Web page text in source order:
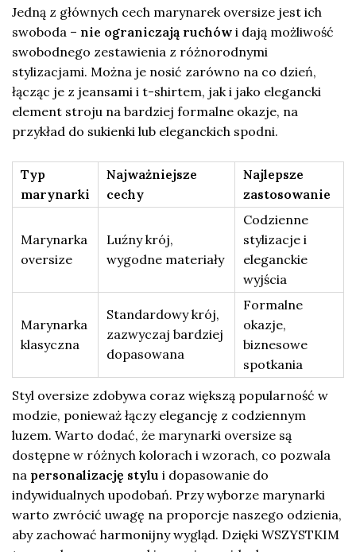
Jedną z głównych cech marynarek oversize jest ich
swoboda – nie ograniczają ruchów i dają możliwość
swobodnego zestawienia z różnorodnymi
stylizacjami. Można je nosić zarówno na co dzień,
łącząc je z jeansami i t-shirtem, jak i jako elegancki
element stroju na bardziej formalne okazje, na
przykład do sukienki lub eleganckich spodni.
Typ
marynarki
Najważniejsze
cechy
Najlepsze
zastosowanie
Marynarka
oversize
Luźny krój,
wygodne materiały
Codzienne
stylizacje i
eleganckie
wyjścia
Marynarka
klasyczna
Standardowy krój,
zazwyczaj bardziej
dopasowana
Formalne
okazje,
biznesowe
spotkania
Styl oversize zdobywa coraz większą popularność w
modzie, ponieważ łączy elegancję z codziennym
luzem. Warto dodać, że marynarki oversize są
dostępne w różnych kolorach i wzorach, co pozwala
na personalizację stylu i dopasowanie do
indywidualnych upodobań. Przy wyborze marynarki
warto zwrócić uwagę na proporcje naszego odzienia,
aby zachować harmonijny wygląd. Dzięki WSZYSTKIM